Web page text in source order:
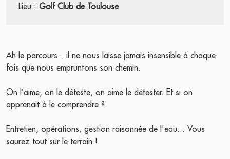
Lieu : Golf Club de Toulouse
Ah le parcours…il ne nous laisse jamais insensible à chaque
fois que nous empruntons son chemin.
On l’aime, on le déteste, on aime le détester. Et si on
apprenait à le comprendre ?
Entretien, opérations, gestion raisonnée de l'eau... Vous
saurez tout sur le terrain !